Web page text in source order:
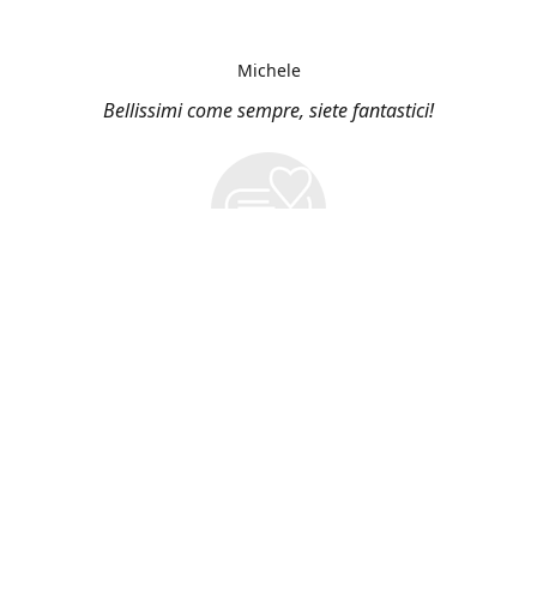
Bellissimi come sempre, siete fantastici!
Michele